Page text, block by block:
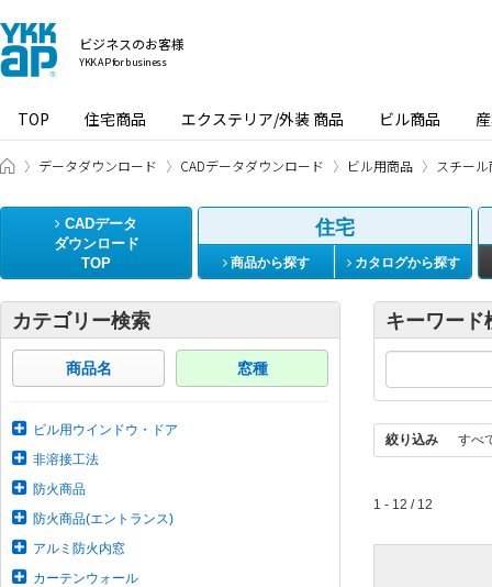
ビジネスのお客様
YKK AP for business
TOP 住宅商品 エクステリア/外装 商品 ビル商品
ビジネスのお客様 HOME
データダウンロード CADデータダウンロード ビル用商品 スチー
CADデータ
ダウンロード
TOP
住宅
商品から探す カタログから探す
カテゴリー検索
商品名 窓種
ビル用ウインドウ・ドア
非溶接工法
防火商品
防火商品(エントランス)
アルミ防火内窓
カーテンウォール
キーワード
絞り込み すべ
1 - 12 / 12